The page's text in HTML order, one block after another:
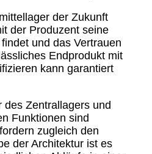
der Zukunft
der Produzent seine
und das Vertrauen
Endprodukt mit
kann garantiert
des Zentrallagers und
Funktionen sind
zugleich den
der Architektur ist es